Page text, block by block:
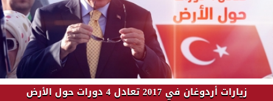
زيارات أردوغان في 2017 تعادل 4 دورات حول الأرض